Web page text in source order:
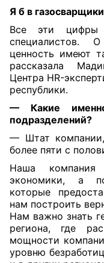
Я б в газосварщики
Все эти
специалистов.
ценность имеют
рассказала
Центра HR-
республики.
— Какие
подразделений?
— Штат
более пяти с
Наша
экономики, а
которые
нам построить
Нам важно знать
региона, где
мощности
уровню